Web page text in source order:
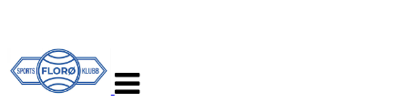
navigasjon